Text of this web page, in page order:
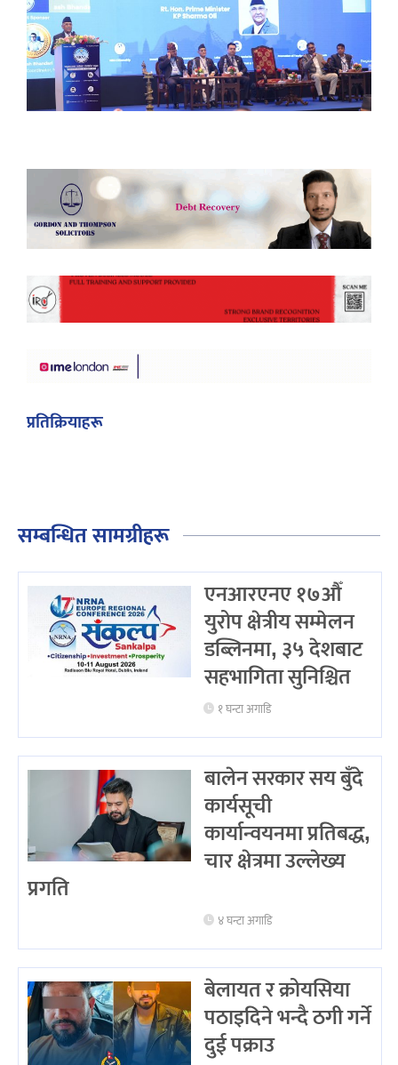
प्रतिक्रियाहरू
सम्बन्धित सामग्रीहरू
एनआरएनए १७औँ
युरोप क्षेत्रीय सम्मेलन
डब्लिनमा, ३५ देशबाट
सहभागिता सुनिश्चित
१ घन्टा अगाडि
बालेन सरकार सय बुँदे
कार्यसूची
कार्यान्वयनमा प्रतिबद्ध,
चार क्षेत्रमा उल्लेख्य
प्रगति
४ घन्टा अगाडि
बेलायत र क्रोयसिया
पठाइदिने भन्दै ठगी गर्ने
दुई पक्राउ